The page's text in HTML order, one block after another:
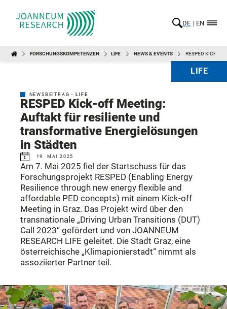
DE EN
FORSCHUNGSKOMPETENZEN LIFE NEWS & EVENTS RESPED KICK-
LIFE
NEWSBEITRAG - LIFE
RESPED Kick-off Meeting:
Auftakt für resiliente und
transformative Energielösungen
in Städten
19. MAI 2025
Am 7. Mai 2025 fiel der Startschuss für das
Forschungsprojekt RESPED (Enabling Energy
Resilience through new energy flexible and
affordable PED concepts) mit einem Kick-off
Meeting in Graz. Das Projekt wird über den
transnationale „Driving Urban Transitions (DUT)
Call 2023“ gefördert und von JOANNEUM
RESEARCH LIFE geleitet. Die Stadt Graz, eine
österreichische „Klimapionierstadt“ nimmt als
assoziierter Partner teil.